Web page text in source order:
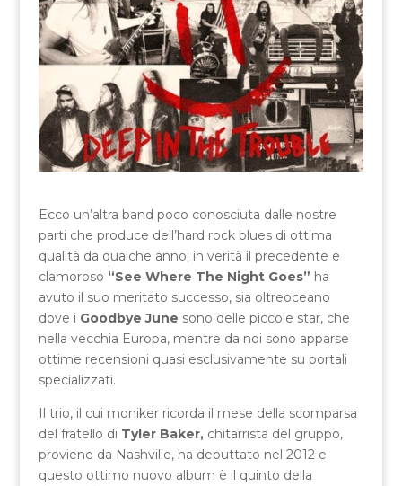
Ecco un’altra band poco conosciuta dalle nostre
parti che produce dell’hard rock blues di ottima
qualità da qualche anno; in verità il precedente e
clamoroso “See Where The Night Goes” ha
avuto il suo meritato successo, sia oltreoceano
dove i Goodbye June sono delle piccole star, che
nella vecchia Europa, mentre da noi sono apparse
ottime recensioni quasi esclusivamente su portali
specializzati.
Il trio, il cui moniker ricorda il mese della scomparsa
del fratello di Tyler Baker,chitarrista del gruppo,
proviene da Nashville, ha debuttato nel 2012 e
questo ottimo nuovo album è il quinto della